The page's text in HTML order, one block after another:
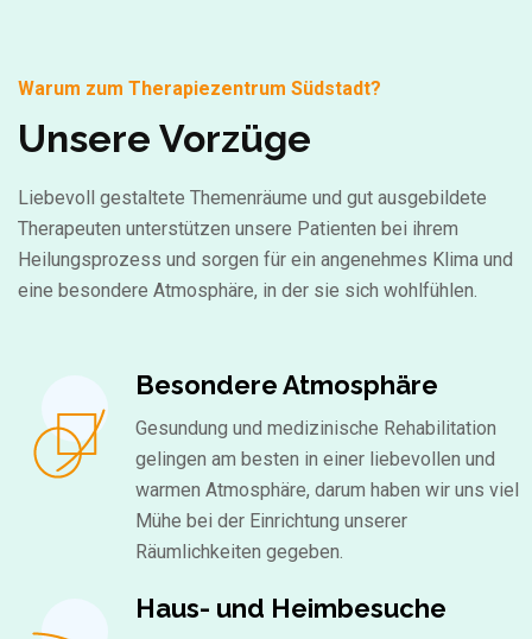
Warum zum Therapiezentrum Südstadt?
Unsere Vorzüge
Liebevoll gestaltete Themenräume und gut ausgebildete
Therapeuten unterstützen unsere Patienten bei ihrem
Heilungsprozess und sorgen für ein angenehmes Klima und
eine besondere Atmosphäre, in der sie sich wohlfühlen.
Besondere Atmosphäre
Gesundung und medizinische Rehabilitation
gelingen am besten in einer liebevollen und
warmen Atmosphäre, darum haben wir uns viel
Mühe bei der Einrichtung unserer
Räumlichkeiten gegeben.
Haus- und Heimbesuche